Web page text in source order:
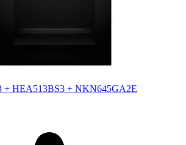
+ HEA513BS3 + NKN645GA2E